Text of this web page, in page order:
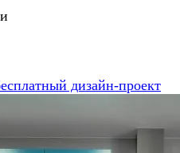
дизайн-проект